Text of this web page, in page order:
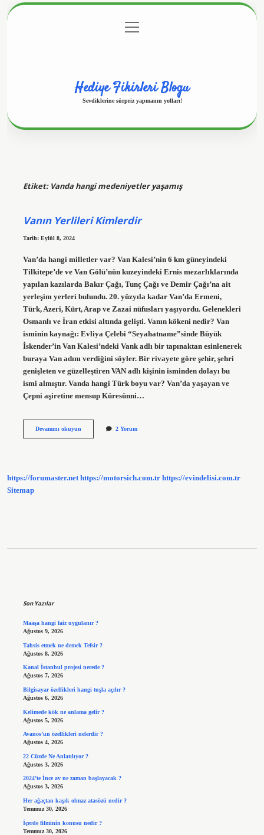
Gizlilik Politikası
menüyü
aç
Hediye Fikirleri Blogu
Sevdiklerine sürpriz yapmanın yolları!
Etiket: Vanda hangi medeniyetler yaşamış
Vanın Yerlileri Kimlerdir
Tarih: Eylül 8, 2024
Van’da hangi milletler var? Van Kalesi’nin 6 km güneyindeki
Tilkitepe’de ve Van Gölü’nün kuzeyindeki Ernis mezarlıklarında
yapılan kazılarda Bakır Çağı, Tunç Çağı ve Demir Çağı’na ait
yerleşim yerleri bulundu. 20. yüzyıla kadar Van’da Ermeni,
Türk, Azeri, Kürt, Arap ve Zazai nüfusları yaşıyordu. Gelenekleri
Osmanlı ve İran etkisi altında gelişti. Vanın kökeni nedir? Van
isminin kaynağı: Evliya Çelebi “Seyahatname”sinde Büyük
İskender’in Van Kalesi’ndeki Vank adlı bir tapınaktan esinlenerek
buraya Van adını verdiğini söyler. Bir rivayete göre şehir, şehri
genişleten ve güzelleştiren VAN adlı kişinin isminden dolayı bu
ismi almıştır. Vanda hangi Türk boyu var? Van’da yaşayan ve
Çepni aşiretine mensup Küresünni…
Devamını okuyunVanın
2 Yorum
https://forumaster.net https://motorsich.com.tr https://evindelisi.com.tr
Sitemap
Son Yazılar
Maaşa hangi faiz uygulanır ?
Ağustos 9, 2026
Tahsis etmek ne demek Tefsir ?
Ağustos 8, 2026
Kanal İstanbul projesi nerede ?
Ağustos 7, 2026
Bilgisayar özellikleri hangi tuşla açılır ?
Ağustos 6, 2026
Kelimede kök ne anlama gelir ?
Ağustos 5, 2026
Avanos’un özellikleri nelerdir ?
Ağustos 4, 2026
22 Cüzde Ne Anlatılıyor ?
Ağustos 3, 2026
2024’te İnce av ne zaman başlayacak ?
Ağustos 3, 2026
Her ağaçtan kaşık olmaz atasözü nedir ?
Temmuz 30, 2026
İçerde filminin konusu nedir ?
Temmuz 30, 2026